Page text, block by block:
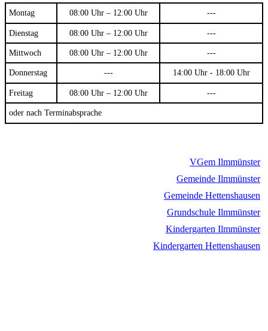
Montag 08:00 Uhr – 12:00 Uhr ---
Dienstag 08:00 Uhr – 12:00 Uhr ---
Mittwoch 08:00 Uhr – 12:00 Uhr ---
Donnerstag --- 14:00 Uhr - 18:00 Uhr
Freitag 08:00 Uhr – 12:00 Uhr ---
oder nach Terminabsprache
VGem Ilmmünster
Gemeinde Ilmmünster
Gemeinde Hettenshausen
Grundschule Ilmmünster
Kindergarten Ilmmünster
Kindergarten Hettenshausen